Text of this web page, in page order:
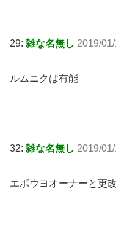
29: 雑な名無し 2019/
ルムニクは有能
32: 雑な名無し 2019/
エボウヨオーナーと更